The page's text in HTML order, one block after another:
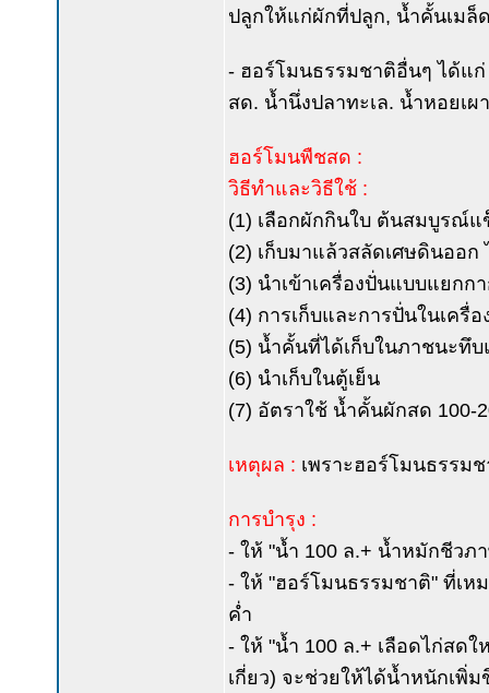
ปลูกให้แก่ผักที่ปลูก, น้ำคั้นเม
- ฮอร์โมนธรรมชาติอื่นๆ ได้แก่
สด. น้ำนึ่งปลาทะเล. น้ำหอยเ
ฮอร์โมนพืชสด :
วิธีทำและวิธีใช้ :
(1) เลือกผักกินใบ ต้นสมบูรณ์แ
(2) เก็บมาแล้วสลัดเศษดินออก
(3) นำเข้าเครื่องปั่นแบบแยก
(4) การเก็บและการปั่นในเครื่
(5) น้ำคั้นที่ได้เก็บในภาชนะทึบ
(6) นำเก็บในตู้เย็น
(7) อัตราใช้ น้ำคั้นผักสด
เหตุผล : เพราะฮอร์โมนธรรม
การบำรุง :
- ให้ "น้ำ 100 ล.+ น้ำหมักชีวภ
- ให้ "ฮอร์โมนธรรมชาติ" ที่เห
ค่ำ
- ให้ "น้ำ 100 ล.+ เลือดไก่สด
เกี่ยว) จะช่วยให้ได้น้ำหนักเพิ่